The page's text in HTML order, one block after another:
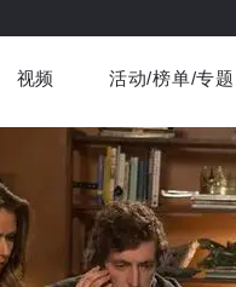
商业消费 社会文化
医疗
视频
视频精选
活动/榜单/专题